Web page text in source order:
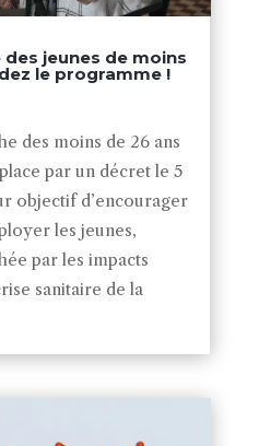
des jeunes de moins
le programme !
des moins de 26 ans
par un décret le 5
objectif d’encourager
les jeunes,
par les impacts
sanitaire de la